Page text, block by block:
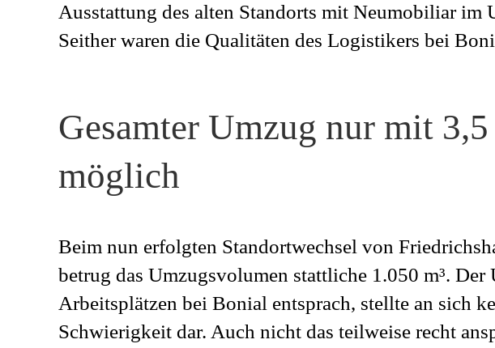
Ausstattung des alten Standorts mit Neumobiliar im
Seither waren die Qualitäten des Logistikers bei
Gesamter Umzug nur mit
möglich
Beim nun erfolgten Standortwechsel von
betrug das Umzugsvolumen stattliche 1.050 m³. Der
Arbeitsplätzen bei Bonial entsprach, stellte an sich
Schwierigkeit dar. Auch nicht das teilweise recht